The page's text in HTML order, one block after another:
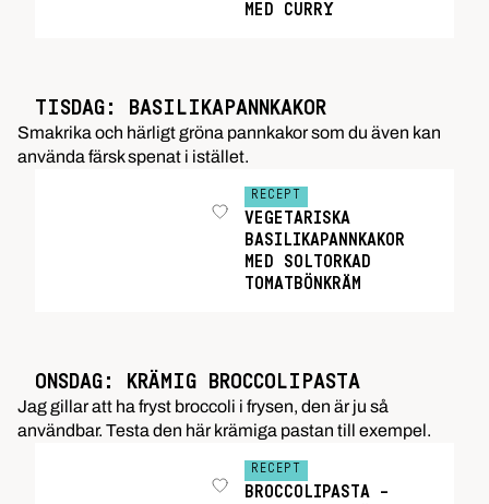
MED CURRY
TISDAG: BASILIKAPANNKAKOR
Smakrika och härligt gröna pannkakor som du även kan
använda färsk spenat i istället.
RECEPT
VEGETARISKA
BASILIKAPANNKAKOR
MED SOLTORKAD
TOMATBÖNKRÄM
ONSDAG: KRÄMIG BROCCOLIPASTA
Jag gillar att ha fryst broccoli i frysen, den är ju så
användbar. Testa den här krämiga pastan till exempel.
RECEPT
BROCCOLIPASTA –